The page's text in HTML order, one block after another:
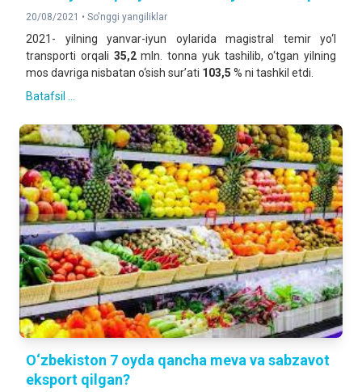
20/08/2021 • So'nggi yangiliklar
2021- yilning yanvar-iyun oylarida magistral temir yo‘l
transporti orqali 35,2mln. tonna yuk tashilib, o‘tgan yilning
mos davriga nisbatan o‘sish sur’ati 103,5 % ni tashkil etdi.
Batafsil ...
O‘zbekiston 7 oyda qancha meva va sabzavot
eksport qilgan?